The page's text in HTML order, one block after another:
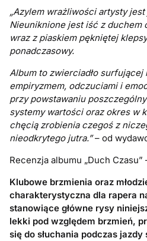
„Azylem wrażliwości artysty
Nieuniknione jest iść z duchem
wraz z piaskiem pękniętej
ponadczasowy.
Album to zwierciadło
empiryzmem, odczuciami i
przy powstawaniu
systemy wartości oraz okres w
chęcią zrobienia czegoś z
nieodkrytego jutra.”– od
Recenzja albumu „Duch Czasu”
Klubowe brzmienia oraz
charakterystyczna dla rapera
stanowiące główne rysy
lekki pod względem brzmień,
się do słuchania podczas